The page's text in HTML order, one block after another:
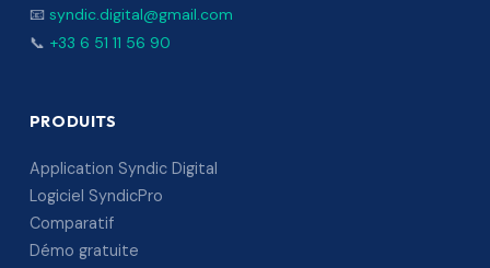
📧 syndic.digital@gmail.com
📞 +33 6 51 11 56 90
PRODUITS
Application Syndic Digital
Logiciel SyndicPro
Comparatif
Démo gratuite